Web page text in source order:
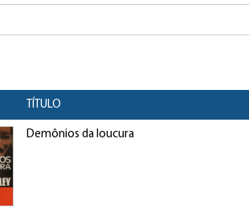
TÍTULO
Demônios da loucura